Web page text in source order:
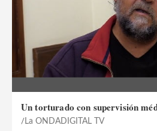
Un torturado con supervisión
La ONDADIGITAL TV